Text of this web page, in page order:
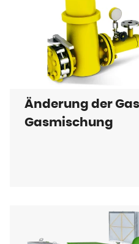
Änderung der
Gasmischung